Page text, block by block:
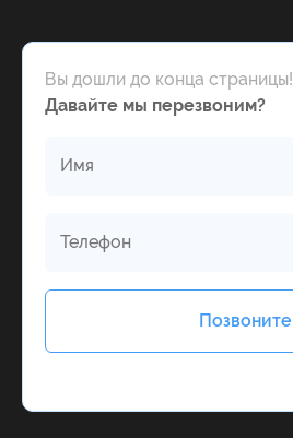
Вы дошли до конца страницы!
Давайте мы перезвоним?